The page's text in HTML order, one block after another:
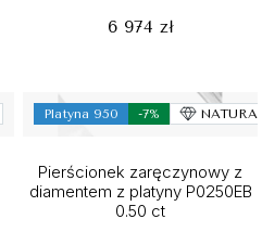
6 974 zł
Platyna 950 -7%
Pierścionek zaręczynowy z
diamentem z platyny P0250EB
0.50 ct